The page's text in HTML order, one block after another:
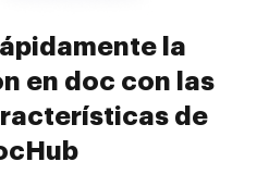
la
en doc con las
de